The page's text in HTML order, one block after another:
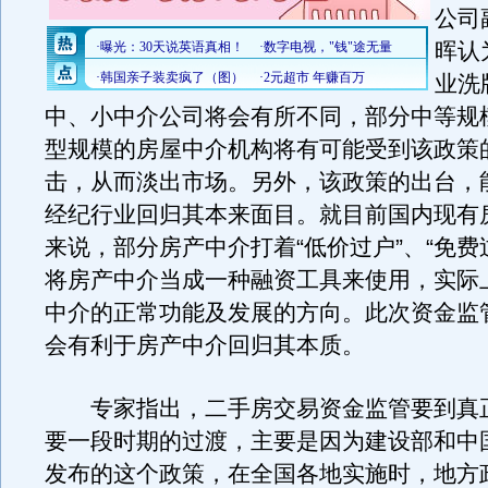
公司
晖认
业洗
中、小中介公司将会有所不同，部分中等规
型规模的房屋中介机构将有可能受到该政策
击，从而淡出市场。另外，该政策的出台，
经纪行业回归其本来面目。就目前国内现有
来说，部分房产中介打着“低价过户”、“免费
将房产中介当成一种融资工具来使用，实际
中介的正常功能及发展的方向。此次资金监
会有利于房产中介回归其本质。
专家指出，二手房交易资金监管要到真
要一段时期的过渡，主要是因为建设部和中
发布的这个政策，在全国各地实施时，地方